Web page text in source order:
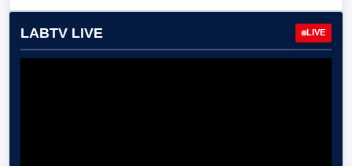
LABTV LIVE LIVE